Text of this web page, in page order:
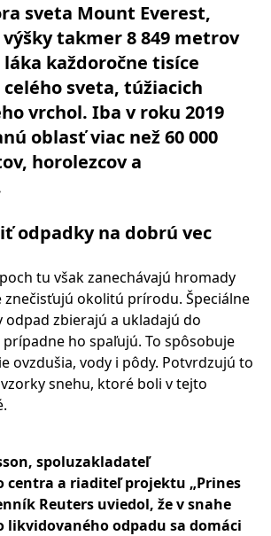
sveta Mount Everest,
takmer 8 849 metrov
každoročne tisíce
celého sveta, túžiacich
vrchol. Iba v roku 2019
oblasť viac než 60 000
horolezcov a
odpadky na dobrú vec
tu však zanechávajú hromady
okolitú prírodu. Špeciálne
odpad zbierajú a ukladajú do
ho spaľujú. To spôsobuje
ovzdušia, vody i pôdy. Potvrdzujú to
snehu, ktoré boli v tejto
spoluzakladateľ
centra a riaditeľ projektu „Prines
Reuters uviedol, že v snahe
likvidovaného odpadu sa domáci